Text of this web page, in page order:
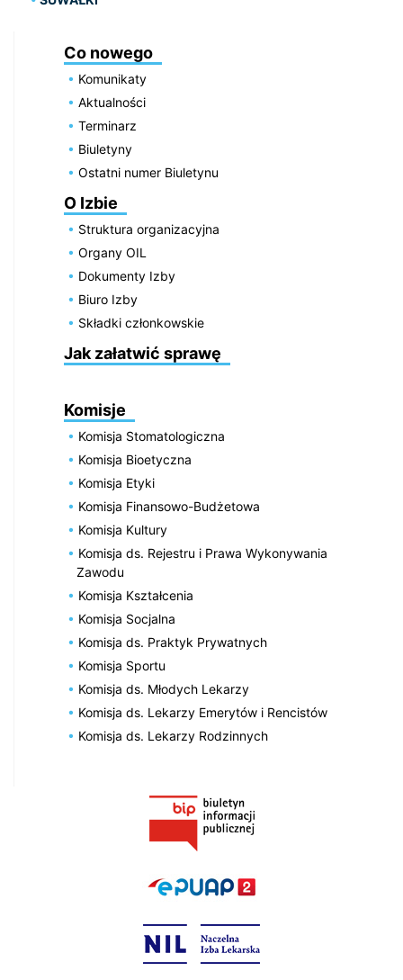
Co nowego
Komunikaty
Aktualności
Terminarz
Biuletyny
Ostatni numer Biuletynu
O Izbie
Struktura organizacyjna
Organy OIL
Dokumenty Izby
Biuro Izby
Składki członkowskie
Jak załatwić sprawę
Komisje
Komisja Stomatologiczna
Komisja Bioetyczna
Komisja Etyki
Komisja Finansowo-Budżetowa
Komisja Kultury
Komisja ds. Rejestru i Prawa Wykonywania
Zawodu
Komisja Kształcenia
Komisja Socjalna
Komisja ds. Praktyk Prywatnych
Komisja Sportu
Komisja ds. Młodych Lekarzy
Komisja ds. Lekarzy Emerytów i Rencistów
Komisja ds. Lekarzy Rodzinnych